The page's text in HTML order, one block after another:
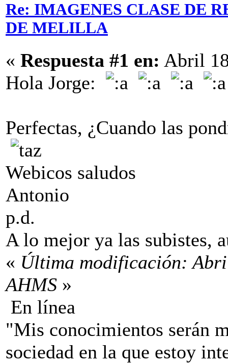
Re: IMAGENES CLASE DE
DE MELILLA
« Respuesta #1 en: Abril
Hola Jorge:
Perfectas, ¿Cuando las
Webicos saludos
Antonio
p.d.
A lo mejor ya las subistes,
« Última modificación:
AHMS »
En línea
"Mis conocimientos serán
sociedad en la que estoy